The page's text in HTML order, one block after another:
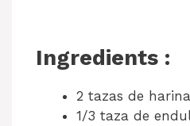
Ingredients :
2 tazas de
1/3 taza de